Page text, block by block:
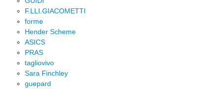
F.LLI.GIACOMETTI
forme
Hender Scheme
ASICS
PRAS
tagliovivo
Sara Finchley
guepard